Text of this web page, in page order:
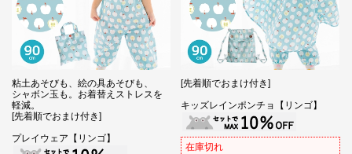
粘土あそびも、絵の具あそびも、
シャボン玉も。お着替えストレスを
軽減。
[先着順でおまけ付き]
プレイウェア【リンゴ】
[先着順でおまけ付き]
キッズレインポンチョ【リンゴ】
在庫切れ